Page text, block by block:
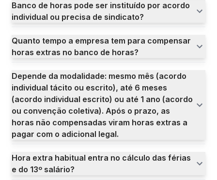
Banco de horas pode ser instituído por acordo
individual ou precisa de sindicato?
Quanto tempo a empresa tem para compensar
horas extras no banco de horas?
Depende da modalidade: mesmo mês (acordo
individual tácito ou escrito), até 6 meses
(acordo individual escrito) ou até 1 ano (acordo
ou convenção coletiva). Após o prazo, as
horas não compensadas viram horas extras a
pagar com o adicional legal.
Hora extra habitual entra no cálculo das férias
e do 13º salário?